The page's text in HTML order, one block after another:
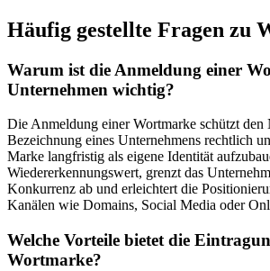
Häufig gestellte Fragen zu
Warum ist die Anmeldung einer
Unternehmen wichtig?
Die Anmeldung einer Wortmarke schützt den
Bezeichnung eines Unternehmens rechtlich
Marke langfristig als eigene Identität
Wiedererkennungswert, grenzt das
Konkurrenz ab und erleichtert die
Kanälen wie Domains, Social Media oder
Welche Vorteile bietet die
Wortmarke?